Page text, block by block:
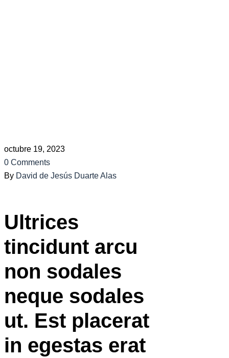
octubre 19, 2023
0 Comments
By David de Jesús Duarte Alas
Ultrices
tincidunt arcu
non sodales
neque sodales
ut. Est placerat
in egestas erat